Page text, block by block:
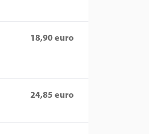
18,90 euro
24,85 euro